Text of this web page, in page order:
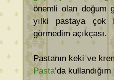
önemli olan doğum
yılki pastaya çok
görmedim açıkçası.
Pastanın keki ve
Pasta’da